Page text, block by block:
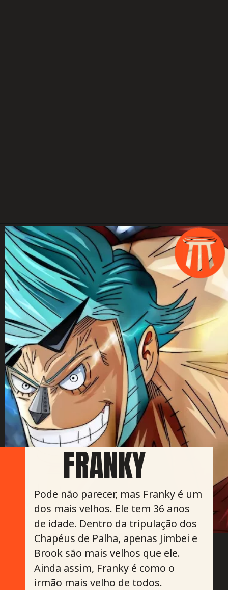
ONE PIECE
One Piece é conhecido por estilizar
seus personagens de forma bem
criativa. Mas alguns personagens
não aparentam a idade que
possuem dentro da história e aqui
separamos alguns deles para vocês
conferirem!
FRANKY
Pode não parecer, mas Franky é um
dos mais velhos. Ele tem 36 anos
de idade. Dentro da tripulação dos
Chapéus de Palha, apenas Jimbei e
Brook são mais velhos que ele.
Ainda assim, Franky é como o
irmão mais velho de todos.